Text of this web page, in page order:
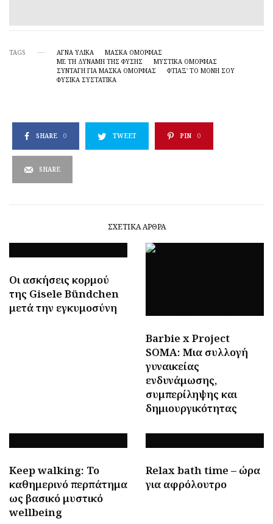
TAGS ΑΓΝΆ ΥΛΙΚΆ
ΜΆΣΚΑ ΟΜΟΡΦΙΆΣ
ΜΕ ΤΗ ΔΎΝΑΜΗ ΤΗΣ ΦΎΣΗΣ
ΜΥΣΤΙΚΆ ΟΜΟΡΦΙΆΣ
ΣΥΝΤΑΓΉ ΓΙΑ ΜΆΣΚΑ ΟΜΟΡΦΙΆΣ
ΦΤΙΆΞ' ΤΟ ΜΌΝΗ ΣΟΥ
ΦΥΣΙΚΆ ΣΥΣΤΑΤΙΚΆ
SHARE 0 TWEET PIN 0
SHARE
ΣΧΕΤΙΚΆ ΆΡΘΡΑ
Οι ασκήσεις κορμού
της Gisele Bündchen
μετά την εγκυμοσύνη
Barbie x Project
SOMA: Μια συλλογή
γυναικείας
ενδυνάμωσης,
συμπερίληψης και
δημιουργικότητας
Keep walking: To
καθημερινό περπάτημα
ως βασικό μυστικό
wellbeing
Relax bath time – ώρα
για αφρόλουτρο